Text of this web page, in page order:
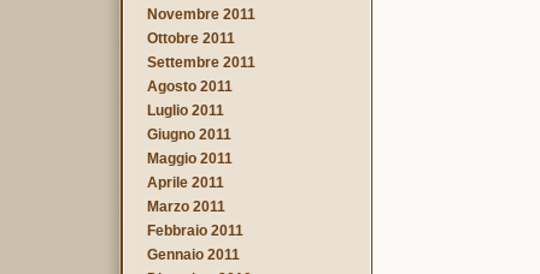
Novembre 2011
Ottobre 2011
Settembre 2011
Agosto 2011
Luglio 2011
Giugno 2011
Maggio 2011
Aprile 2011
Marzo 2011
Febbraio 2011
Gennaio 2011